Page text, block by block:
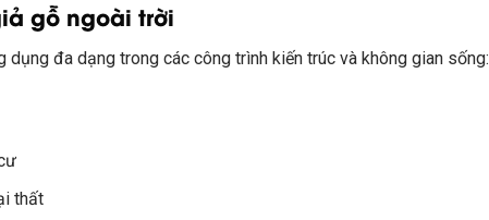
gỗ ngoài trời
đa dạng trong các công trình kiến trúc và không gian sống:
thất